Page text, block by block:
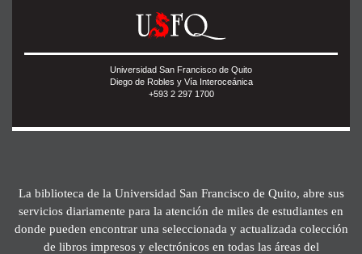
Universidad San Francisco de Quito
Diego de Robles y Vía Interoceánica
+593 2 297 1700
La biblioteca de la Universidad San Francisco de Quito, abre sus
servicios diariamente para la atención de miles de estudiantes en
donde pueden encontrar una seleccionada y actualizada colección
de libros impresos y electrónicos en todas las áreas del